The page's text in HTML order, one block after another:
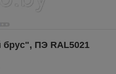
ПЭ RAL5021